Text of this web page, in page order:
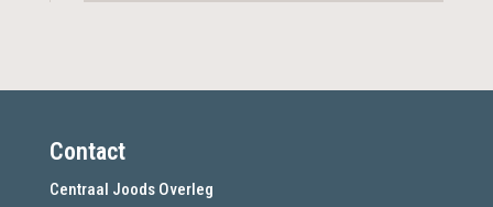
Contact
Centraal Joods Overleg